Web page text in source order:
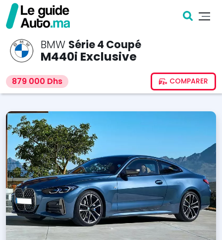
BMW Série 4 Coupé
M440i Exclusive
879 000 Dhs COMPARER